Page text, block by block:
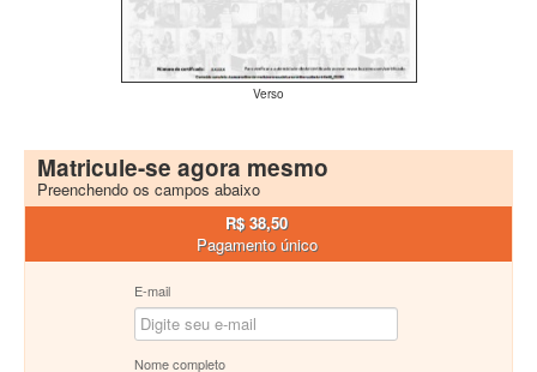
Verso
Matricule-se agora mesmo
Preenchendo os campos abaixo
R$ 38,50
Pagamento único
E-mail
Nome completo